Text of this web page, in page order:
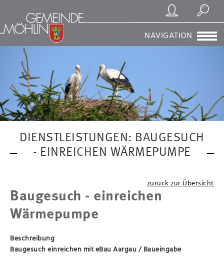
Registrierung/Login
Suchen
NAVIGATION
DIENSTLEISTUNGEN: BAUGESUCH
- EINREICHEN WÄRMEPUMPE
zurück zur Übersicht
Baugesuch - einreichen
Wärmepumpe
Beschreibung
Baugesuch einreichen mit eBau Aargau / Baueingabe